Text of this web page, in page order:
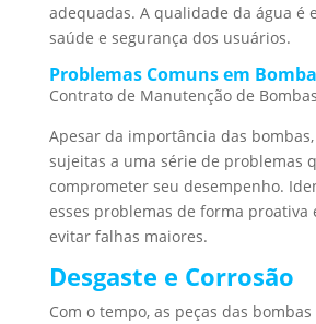
adequadas. A qualidade da água é
saúde e segurança dos usuários.
Problemas Comuns em
Contrato de Manutenção de
Apesar da importância das
sujeitas a uma série de problemas
comprometer seu desempenho.
esses problemas de forma proativa
evitar falhas maiores.
Desgaste e Corrosão
Com o tempo, as peças das